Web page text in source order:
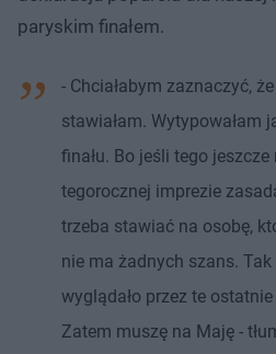
paryskim finałem.
- Chciałabym zaznaczyć,
stawiałam. Wytypowałam
finału. Bo jeśli tego
tegorocznej imprezie
trzeba stawiać na osobę,
nie ma żadnych szans. Tak
wyglądało przez te
Zatem muszę na Maję -